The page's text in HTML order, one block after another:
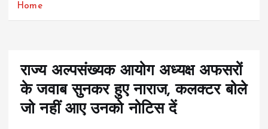
Home
राज्य अल्पसंख्यक आयोग अध्यक्ष अफसरों
के जवाब सुनकर हुए नाराज, कलक्टर बोले
जो नहीं आए उनको नोटिस दें